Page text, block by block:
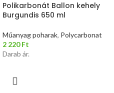
Polikarbonát Ballon kehely
Burgundis 650 ml
Műanyag poharak, Polycarbonat
2 220Ft
Darab ár.